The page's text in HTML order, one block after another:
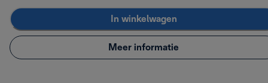
In winkelwagen
Meer informatie